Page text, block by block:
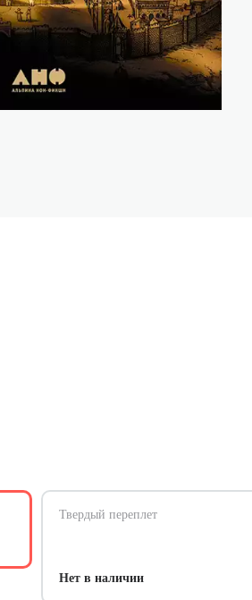
Твердый переплет
Нет в наличии